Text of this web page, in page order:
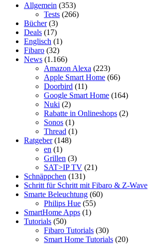
Allgemein (353)
Tests (266)
Bücher(3)
Deals (17)
Englisch (1)
Fibaro (32)
News (1.166)
Amazon Alexa (223)
Apple Smart Home (66)
Doorbird (11)
Google Smart Home (164)
Nuki (2)
Rabatte in Onlineshops (2)
Sonos (1)
Thread (1)
Ratgeber(148)
en (1)
Grillen (3)
SAT>IP TV (21)
Schnäppchen (131)
Schritt für Schritt mit Fibaro & Z-Wave
Smarte Beleuchtung (60)
Philips Hue (55)
SmartHome Apps (1)
Tutorials (50)
Fibaro Tutorials (30)
Smart Home Tutorials (20)